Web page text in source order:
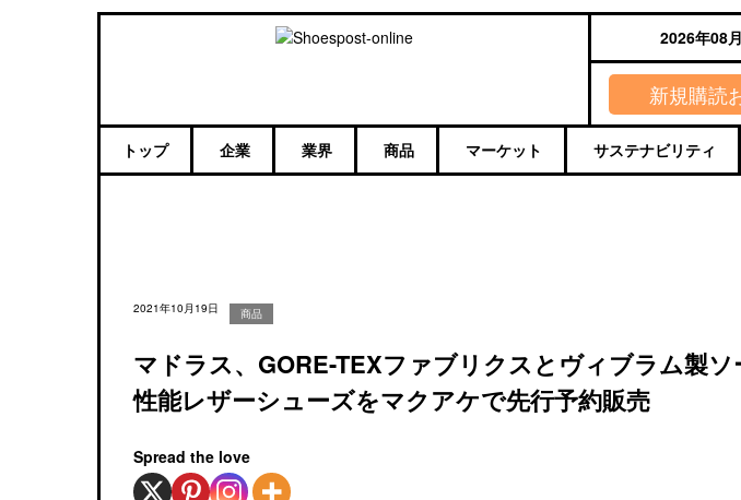
2026年08
新規購読
トップ 企業 業界 商品 マーケット サステナビリティ
2021年10月19日 商品
マドラス、GORE-TEXファブリクスとヴィブラム製
性能レザーシューズをマクアケで先行予約販売
Spread the love